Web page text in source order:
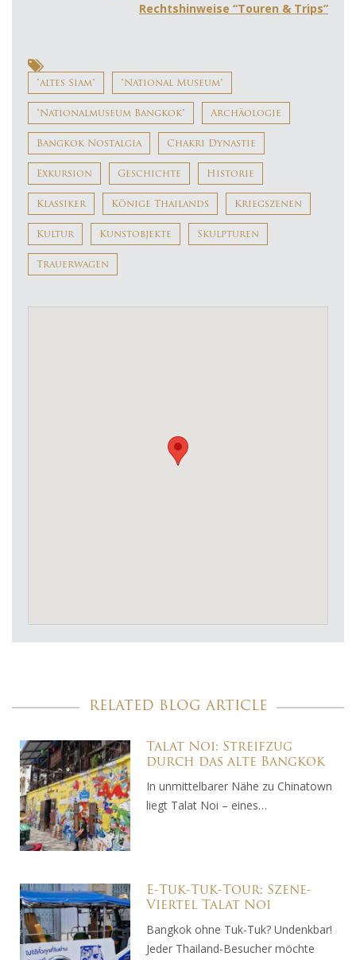
Rechtshinweise “Touren & Trips”
"altes Siam" "National Museum"
"Nationalmuseum Bangkok" Archäologie
Bangkok Nostalgia Chakri Dynastie
Exkursion Geschichte Historie
Klassiker Könige Thailands Kriegszenen
Kultur Kunstobjekte Skulpturen
Trauerwagen
RELATED BLOG ARTICLE
Talat Noi: Streifzug
durch das alte Bangkok
In unmittelbarer Nähe zu Chinatown
liegt Talat Noi – eines…
E-Tuk-Tuk-Tour: Szene-
Viertel Talat Noi
Bangkok ohne Tuk-Tuk? Undenkbar!
Jeder Thailand-Besucher möchte